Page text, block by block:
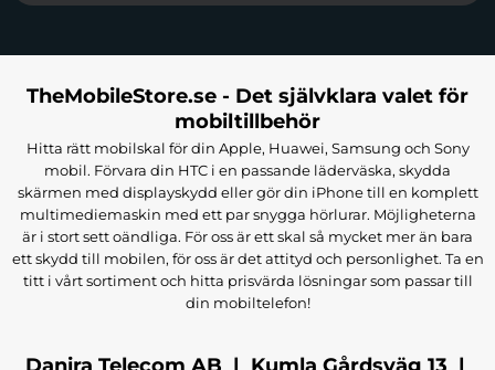
TheMobileStore.se - Det självklara valet för
mobiltillbehör
Hitta rätt mobilskal för din Apple, Huawei, Samsung och Sony
mobil. Förvara din HTC i en passande läderväska, skydda
skärmen med displayskydd eller gör din iPhone till en komplett
multimediemaskin med ett par snygga hörlurar. Möjligheterna
är i stort sett oändliga. För oss är ett skal så mycket mer än bara
ett skydd till mobilen, för oss är det attityd och personlighet. Ta en
titt i vårt sortiment och hitta prisvärda lösningar som passar till
din mobiltelefon!
Danira Telecom AB | Kumla Gårdsväg 13 |